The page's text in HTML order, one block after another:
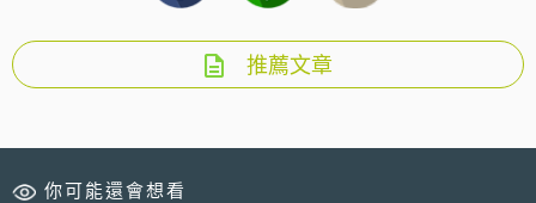
推薦文章
你可能還會想看